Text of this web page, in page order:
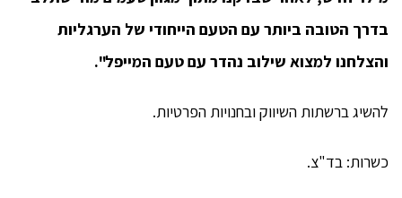
בדרך הטובה ביותר עם הטעם הייחודי של הערגליות
והצלחנו למצוא שילוב נהדר עם טעם המייפל".
להשיג ברשתות השיווק ובחנויות הפרטיות.
כשרות: בד"צ.